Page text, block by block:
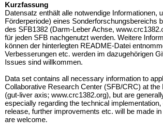
Kurzfassung
Datensatz enthält alle notwendige Informationen,
Förderperiode) eines Sonderforschungsbereichs
des SFB1382 (Darm-Leber Achse,
für jeden SFB nachgenutzt werden. Weitere
können der hinterlegten README-Datei
Verbesserungen etc. werden im dazugehörigen
Issues sind willkommen.
Data set contains all necessary information to
Collaborative Research Center (SFB/CRC) at
(gut-liver axis; www.crc1382.org), but are
especially regarding the technical
release, further improvements etc. will be made
are welcome.